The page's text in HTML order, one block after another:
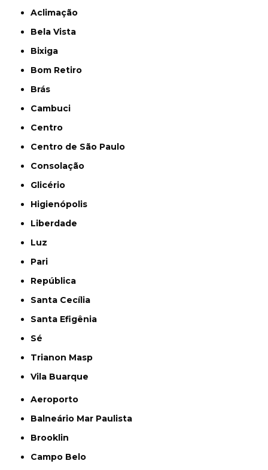
Aclimação
Bela Vista
Bixiga
Bom Retiro
Brás
Cambuci
Centro
Centro de São Paulo
Consolação
Glicério
Higienópolis
Liberdade
Luz
Pari
República
Santa Cecília
Santa Efigênia
Sé
Trianon Masp
Vila Buarque
Aeroporto
Balneário Mar Paulista
Brooklin
Campo Belo